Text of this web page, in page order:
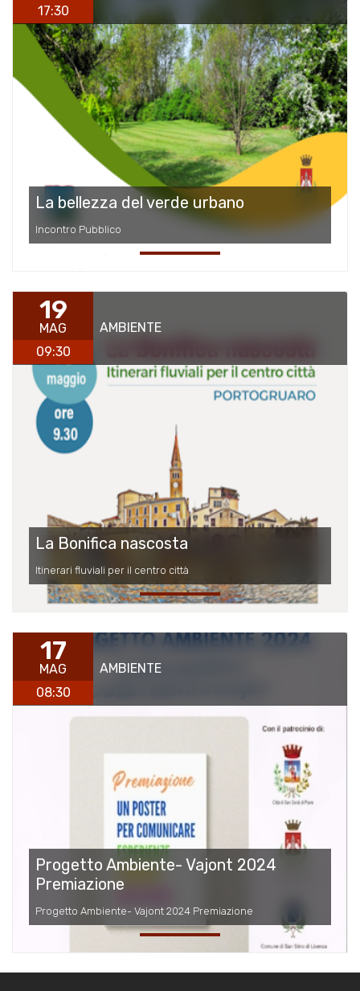
17:30
La bellezza del verde urbano
Incontro Pubblico
19
MAG
09:30
AMBIENTE
La Bonifica nascosta
Itinerari fluviali per il centro città
17
MAG
08:30
AMBIENTE
Progetto Ambiente- Vajont 2024
Premiazione
Progetto Ambiente- Vajont 2024 Premiazione